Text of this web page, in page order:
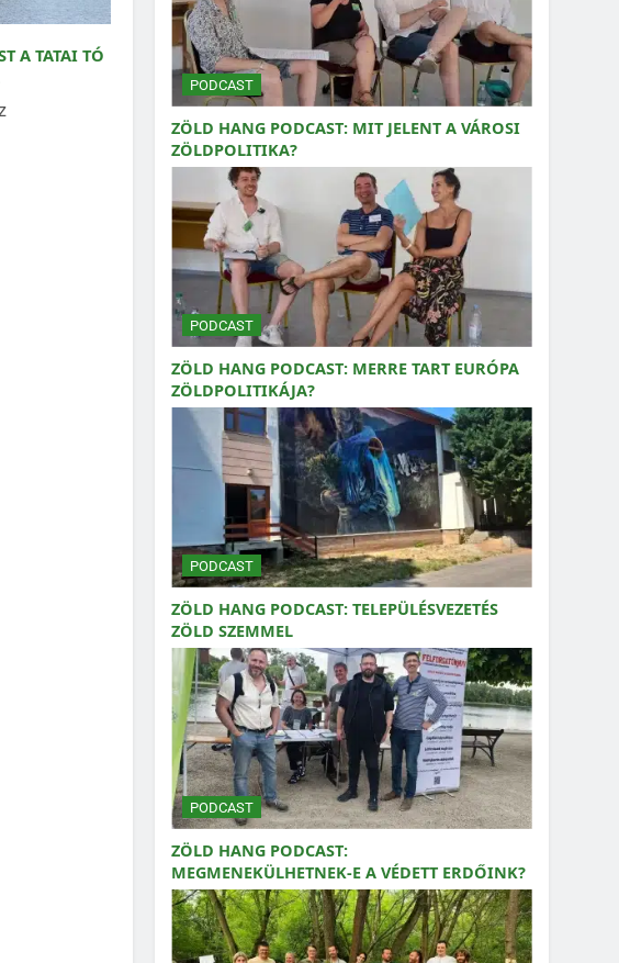
A TATAI TÓ
PODCAST
ZÖLD HANG PODCAST: MIT JELENT A VÁROSI
ZÖLDPOLITIKA?
PODCAST
ZÖLD HANG PODCAST: MERRE TART EURÓPA
ZÖLDPOLITIKÁJA?
PODCAST
ZÖLD HANG PODCAST: TELEPÜLÉSVEZETÉS
ZÖLD SZEMMEL
PODCAST
ZÖLD HANG PODCAST:
MEGMENEKÜLHETNEK-E A VÉDETT ERDŐINK?